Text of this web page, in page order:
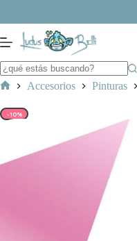
contenido
Accesorios Pinturas
-10%